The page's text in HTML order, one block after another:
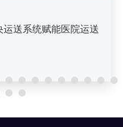
送系统赋能医院运送